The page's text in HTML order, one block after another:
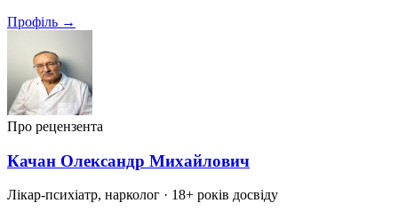
Профіль →
Про рецензента
Качан Олександр Михайлович
Лікар-психіатр, нарколог · 18+ років досвіду